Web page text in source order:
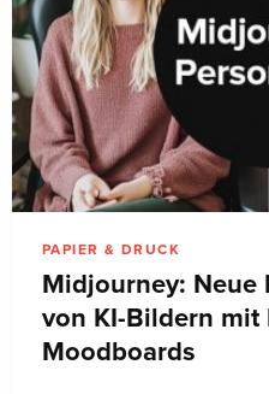
PAPIER & DRUCK
Midjourney: Neue
von KI-Bildern mit
Moodboards